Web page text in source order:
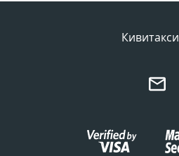
Кивитакси